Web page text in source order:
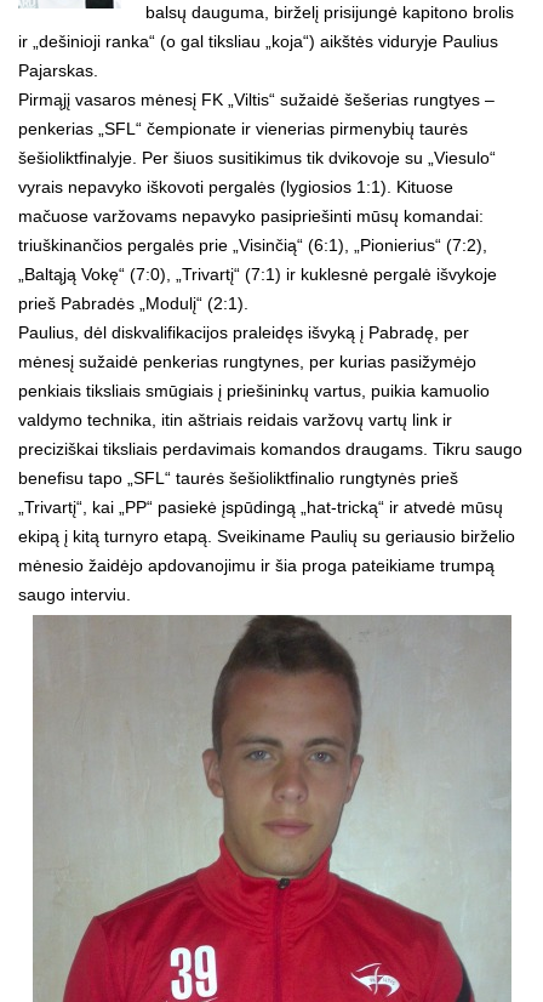
balsų dauguma, birželį prisijungė kapitono brolis
ir „dešinioji ranka“ (o gal tiksliau „koja“) aikštės viduryje Paulius
Pajarskas.
Pirmąjį vasaros mėnesį FK „Viltis“ sužaidė šešerias rungtyes –
penkerias „SFL“ čempionate ir vienerias pirmenybių taurės
šešioliktfinalyje. Per šiuos susitikimus tik dvikovoje su „Viesulo“
vyrais nepavyko iškovoti pergalės (lygiosios 1:1). Kituose
mačuose varžovams nepavyko pasipriešinti mūsų komandai:
triuškinančios pergalės prie „Visinčią“ (6:1), „Pionierius“ (7:2),
„Baltąją Vokę“ (7:0), „Trivartį“ (7:1) ir kuklesnė pergalė išvykoje
prieš Pabradės „Modulį“ (2:1).
Paulius, dėl diskvalifikacijos praleidęs išvyką į Pabradę, per
mėnesį sužaidė penkerias rungtynes, per kurias pasižymėjo
penkiais tiksliais smūgiais į priešininkų vartus, puikia kamuolio
valdymo technika, itin aštriais reidais varžovų vartų link ir
preciziškai tiksliais perdavimais komandos draugams. Tikru saugo
benefisu tapo „SFL“ taurės šešioliktfinalio rungtynės prieš
„Trivartį“, kai „PP“ pasiekė įspūdingą „hat-tricką“ ir atvedė mūsų
ekipą į kitą turnyro etapą. Sveikiname Paulių su geriausio birželio
mėnesio žaidėjo apdovanojimu ir šia proga pateikiame trumpą
saugo interviu.